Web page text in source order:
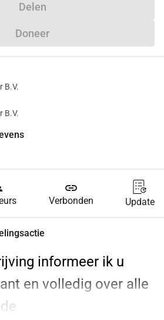
Delen
Doneer
B.V.
B.V.
link
Verbonden Update
informeer ik u
en volledig over alle